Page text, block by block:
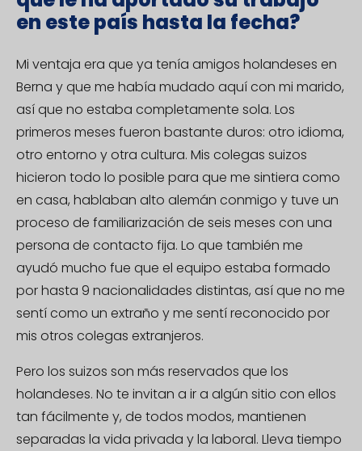
en este país hasta la fecha?
Mi ventaja era que ya tenía amigos holandeses en
Berna y que me había mudado aquí con mi marido,
así que no estaba completamente sola. Los
primeros meses fueron bastante duros: otro idioma,
otro entorno y otra cultura. Mis colegas suizos
hicieron todo lo posible para que me sintiera como
en casa, hablaban alto alemán conmigo y tuve un
proceso de familiarización de seis meses con una
persona de contacto fija. Lo que también me
ayudó mucho fue que el equipo estaba formado
por hasta 9 nacionalidades distintas, así que no me
sentí como un extraño y me sentí reconocido por
mis otros colegas extranjeros.
Pero los suizos son más reservados que los
holandeses. No te invitan a ir a algún sitio con ellos
tan fácilmente y, de todos modos, mantienen
separadas la vida privada y la laboral. Lleva tiempo